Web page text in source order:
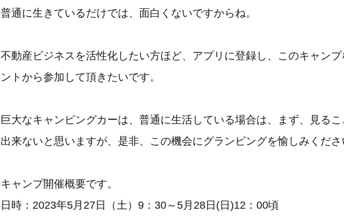
普通に生きているだけでは、面白くないですからね。
不動産ビジネスを活性化したい方ほど、アプリに登録し、このキャン
ントから参加して頂きたいです。
巨大なキャンピングカーは、普通に生活している場合は、まず、見る
出来ないと思いますが、是非、この機会にグランピングを愉しみくださ
キャンプ開催概要です。
日時：2023年5月27日（土）9：30～5月28日(日)12：00頃